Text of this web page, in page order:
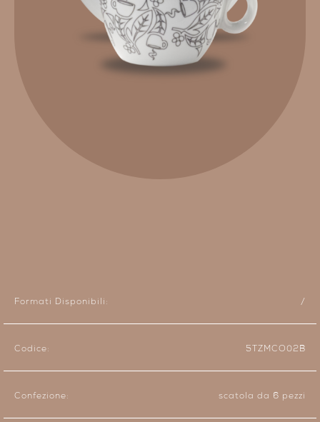
Formati Disponibili: /
Codice: 5TZMCO02B
Confezione: scatola da 6 pezzi